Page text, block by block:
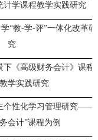
计学课程教学实践研究
“教-学-评”一体化改革研
究
《高级财务会计》课程
学实践研究
个性化学习管理研究——
会计”课程为例